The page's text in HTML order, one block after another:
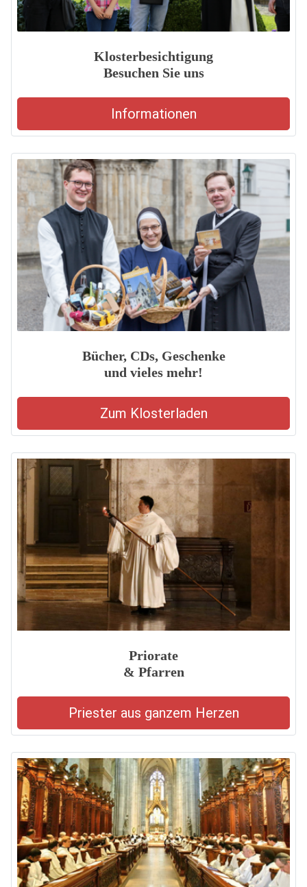
Klosterbesichtigung
Besuchen Sie uns
Informationen
Bücher, CDs, Geschenke
und vieles mehr!
Zum Klosterladen
Priorate
& Pfarren
Priester aus ganzem Herzen